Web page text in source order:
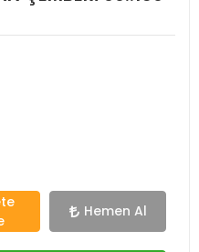
Hemen Al